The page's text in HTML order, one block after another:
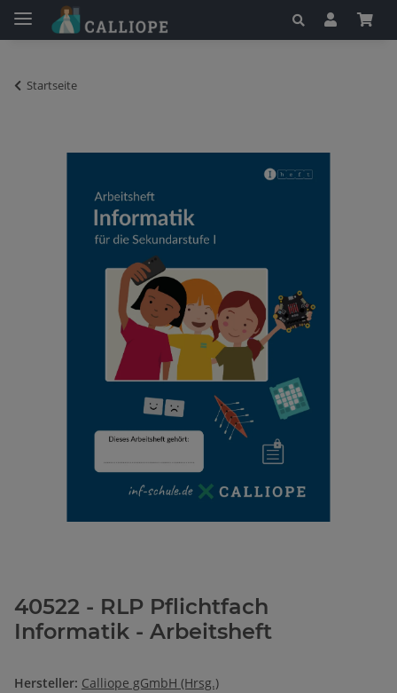
Startseite
40522 - RLP Pflichtfach
Informatik - Arbeitsheft
Hersteller: Calliope gGmbH (Hrsg.)